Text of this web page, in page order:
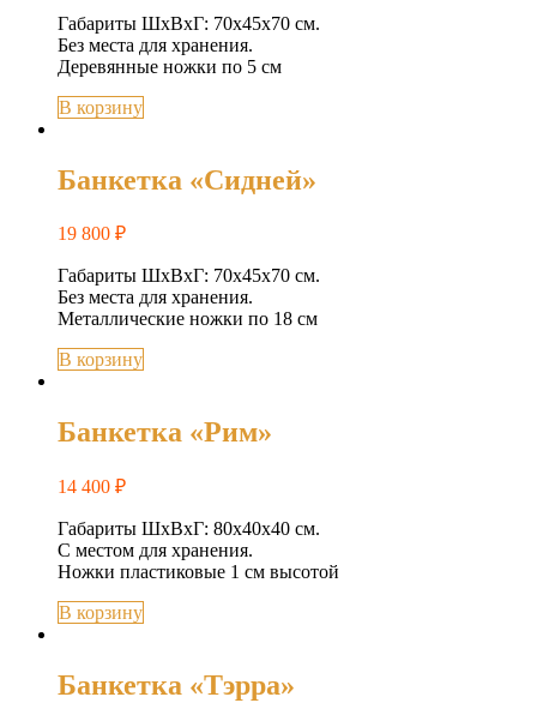
Габариты ШхВхГ: 70х45х70 см.
Без места для хранения.
Деревянные ножки по 5 см
В корзину
Банкетка «Сидней»
19 800 ₽
Габариты ШхВхГ: 70х45х70 см.
Без места для хранения.
Металлические ножки по 18 см
В корзину
Банкетка «Рим»
14 400 ₽
Габариты ШхВхГ: 80х40х40 см.
С местом для хранения.
Ножки пластиковые 1 см высотой
В корзину
Банкетка «Тэрра»